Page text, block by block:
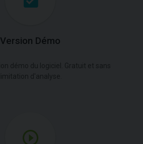
Version Démo